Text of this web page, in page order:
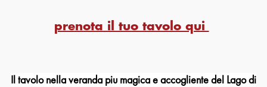
prenota il tuo tavolo qui
Il tavolo nella veranda piu magica e accogliente del Lago di